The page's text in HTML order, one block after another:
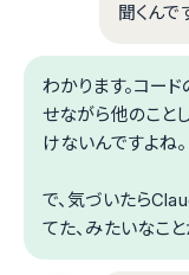
聞くんで
わかります。コー
せながら他のこと
けないんですよね。
で、気づいたら
てた、みたいなこと